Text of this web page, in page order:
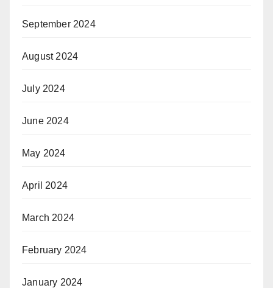
September 2024
August 2024
July 2024
June 2024
May 2024
April 2024
March 2024
February 2024
January 2024